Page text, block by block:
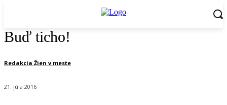
Buď ticho!
Redakcia Žien v meste
21. júla 2016